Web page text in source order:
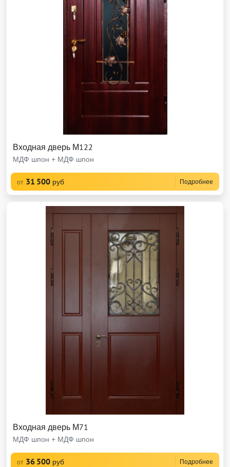
Входная дверь М122
МДФ шпон + МДФ шпон
от 31 500 руб Подробнее
Входная дверь М71
МДФ шпон + МДФ шпон
от 36 500 руб Подробнее